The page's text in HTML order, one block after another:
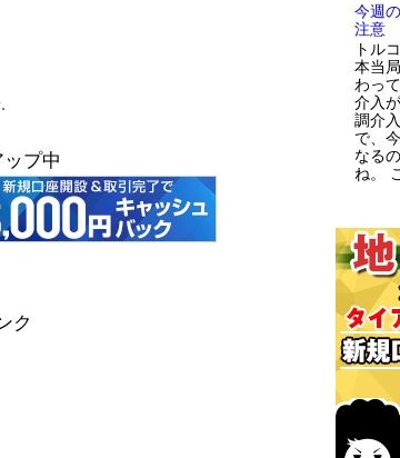
プ中
ク
今週
注意
トル
本当
わっ
介入
調介
で、
なる
ね。